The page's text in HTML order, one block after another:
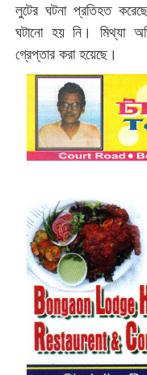
লুটের ঘটনা প্রতিহত
ঘটানো হয় নি। মিথ্যা
গ্রেপ্তার করা হয়েছে।